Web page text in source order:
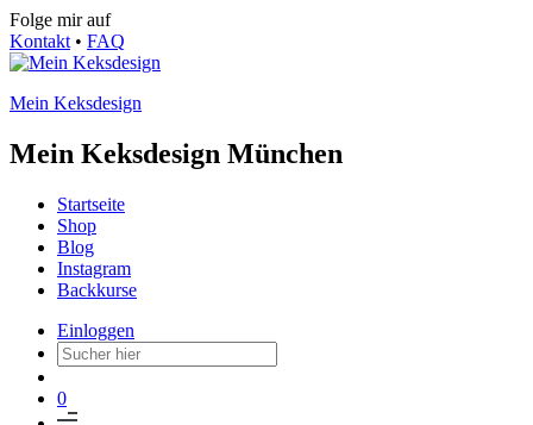
Folge mir auf
Kontakt • FAQ
Mein Keksdesign
Mein Keksdesign München
Startseite
Shop
Blog
Instagram
Backkurse
Einloggen
0